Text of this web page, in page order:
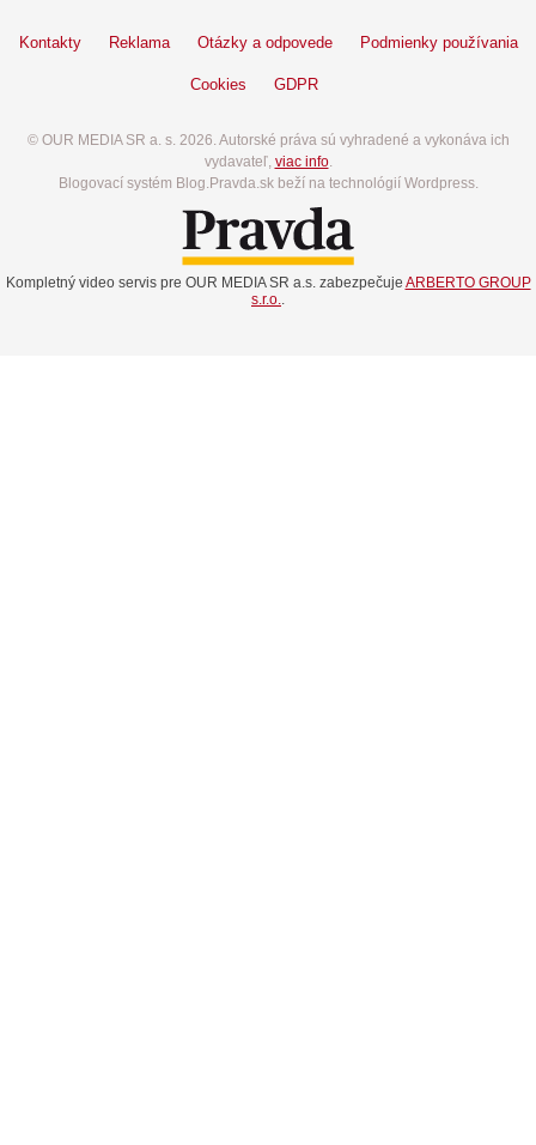
Kontakty Reklama Otázky a odpovede Podmienky používania
Cookies GDPR
© OUR MEDIA SR a. s. 2026. Autorské práva sú vyhradené a vykonáva ich
vydavateľ, viac info.
Blogovací systém Blog.Pravda.sk beží na technológií Wordpress.
Kompletný video servis pre OUR MEDIA SR a.s. zabezpečuje ARBERTO GROUP
s.r.o.